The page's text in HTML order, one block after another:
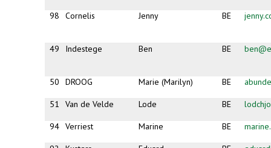
98 Cornelis Jenny BE
49 Indestege Ben BE
50 DROOG Marie (Marilyn) BE
51 Van de Velde Lode BE
94 Verriest Marine BE